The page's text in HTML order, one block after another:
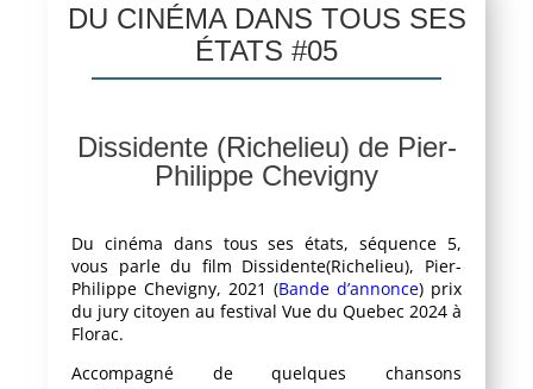
DU CINÉMA DANS TOUS SES
ÉTATS #05
Dissidente (Richelieu) de Pier-
Philippe Chevigny
Du cinéma dans tous ses états, séquence 5,
vous parle du film Dissidente(Richelieu), Pier-
Philippe Chevigny, 2021 (Bande d’annonce) prix
du jury citoyen au festival Vue du Quebec 2024 à
Florac.
Accompagné de quelques chansons